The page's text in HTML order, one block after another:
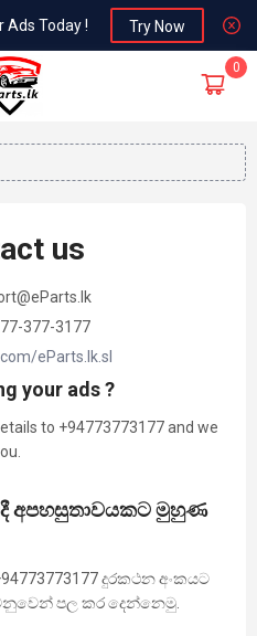
Ads Today ! Try Now
0
us
eParts.lk
377-3177
eParts.lk.sl
your ads ?
to +94773773177 and we
අපහසුතාවයකට මුහුණ
දුරකථන අංකයට
පල කර දෙන්නෙමු.